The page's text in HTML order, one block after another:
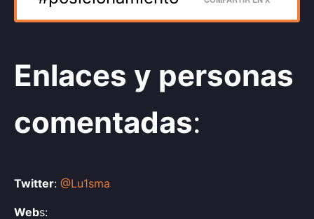
Enlaces y personas
comentadas:
Twitter: @Lu1sma
Webs: